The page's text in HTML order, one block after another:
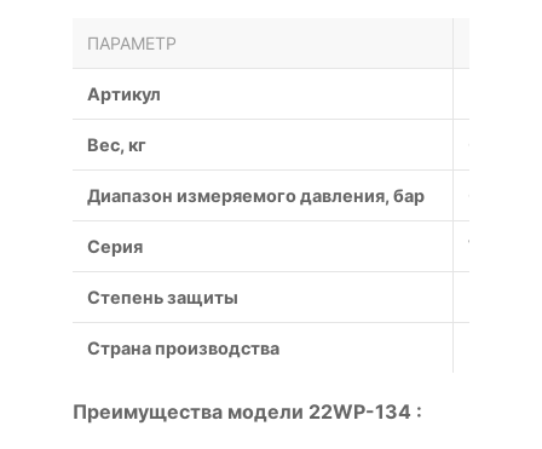
ПАРАМЕТР
Артикул
Вес, кг
Диапазон измеряемого давления, бар
Серия WP
Степень защиты
Страна производства
Преимущества модели 22WP-134 :